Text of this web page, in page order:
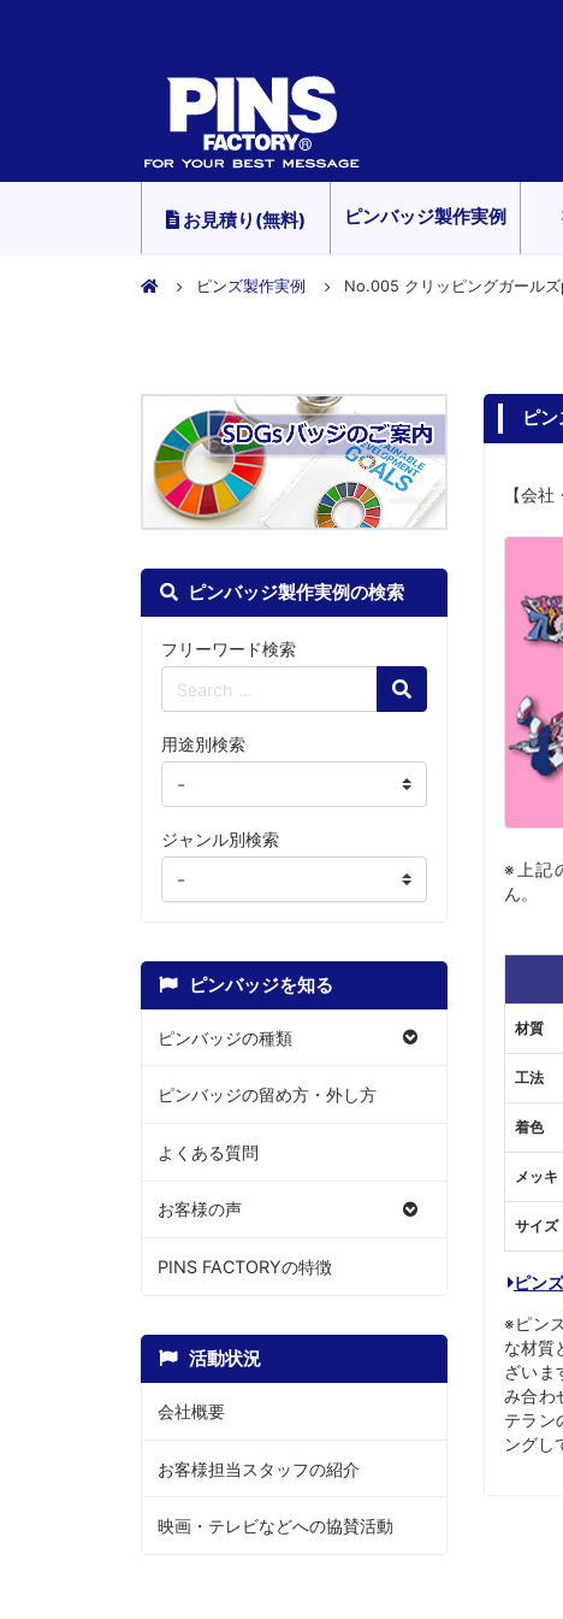
お見積り(無料) ピンバッジ製作実例
ピンズ製作実例 No.005 クリッピングガール
ピンバッジ製作実例の検索
フリーワード検索
Search
用途別検索
ジャンル別検索
ピンバッジを知る
ピンバッジの種類
ピンバッジの留め方・外し方
よくある質問
お客様の声
PINS FACTORYの特徴
活動状況
会社概要
お客様担当スタッフの紹介
映画・テレビなどへの協賛活動
ピ
【会
※上記
ん。
材質
工法
着色
メッキ
サイズ
ピン
※ピン
な材質
ざいま
み合わ
テラン
ングし